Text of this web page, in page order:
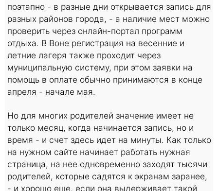
поэтапно - в разные дни открывается запись для
разных районов города, - а наличие мест можно
проверить через онлайн-портал программ
отдыха. В Воне регистрация на весенние и
летние лагеря также проходит через
муниципальную систему, при этом заявки на
помощь в оплате обычно принимаются в конце
апреля - начале мая.
Но для многих родителей значение имеет не
только месяц, когда начинается запись, но и
время - и счет здесь идет на минуты. Как только
на нужном сайте начинает работать нужная
страница, на нее одновременно заходят тысячи
родителей, которые садятся к экранам заранее,
- и хорошо еще, если она выдерживает такой